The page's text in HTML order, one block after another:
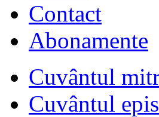
Contact
Abonamente
Cuvântul
Cuvântul